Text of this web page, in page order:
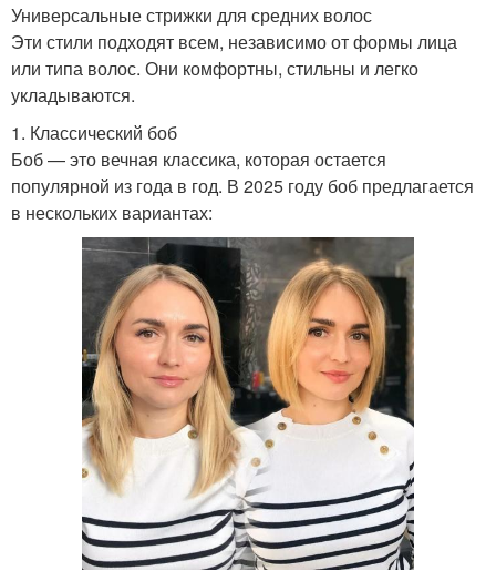
Универсальные стрижки для средних волос
Эти стили подходят всем, независимо от формы лица
или типа волос. Они комфортны, стильны и легко
укладываются.
1. Классический боб
Боб — это вечная классика, которая остается
популярной из года в год. В 2025 году боб предлагается
в нескольких вариантах: